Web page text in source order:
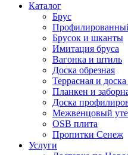
Каталог
Брус
Брусок и шканты
Имитация бруса
Вагонка и штиль
Доска обрезная
Террасная и
Планкен и
Доска
Межвенцовый
OSB плита
Пропитки Сенеж
Услуги